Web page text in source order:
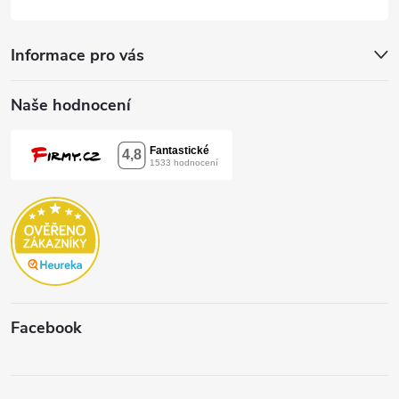
Informace pro vás
Naše hodnocení
Facebook